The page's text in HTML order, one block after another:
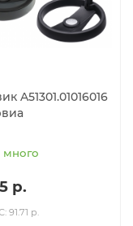
A51301.01016016
много
р.
91.71 р.